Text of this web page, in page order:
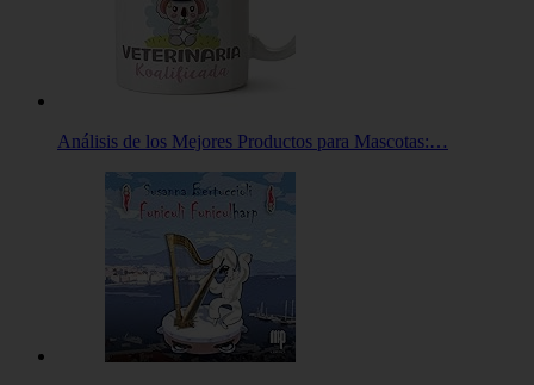
Análisis de los Mejores Productos para Mascotas:…